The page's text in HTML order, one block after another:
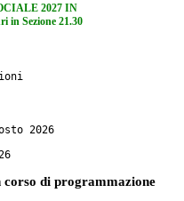
2027 IN
in Sezione 21.30
2026
di programmazione